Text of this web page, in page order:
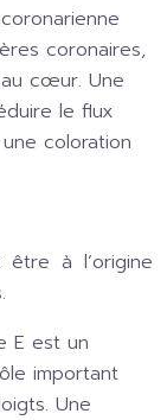
coronaires,
cœur. Une
le flux
coloration
être à l’origine
E est un
important
Une